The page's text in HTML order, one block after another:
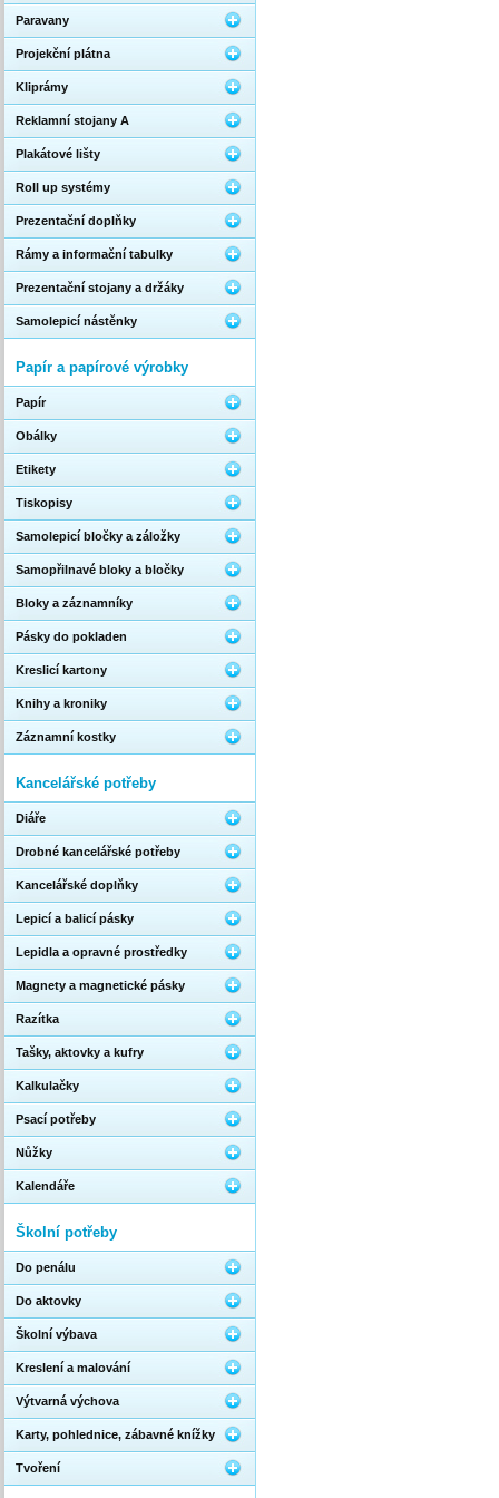
Paravany
Projekční plátna
Kliprámy
Reklamní stojany A
Plakátové lišty
Roll up systémy
Prezentační doplňky
Rámy a informační tabulky
Prezentační stojany a držáky
Samolepicí nástěnky
Papír a papírové výrobky
Papír
Obálky
Etikety
Tiskopisy
Samolepicí bločky a záložky
Samopřilnavé bloky a bločky
Bloky a záznamníky
Pásky do pokladen
Kreslicí kartony
Knihy a kroniky
Záznamní kostky
Kancelářské potřeby
Diáře
Drobné kancelářské potřeby
Kancelářské doplňky
Lepicí a balicí pásky
Lepidla a opravné prostředky
Magnety a magnetické pásky
Razítka
Tašky, aktovky a kufry
Kalkulačky
Psací potřeby
Nůžky
Kalendáře
Školní potřeby
Do penálu
Do aktovky
Školní výbava
Kreslení a malování
Výtvarná výchova
Karty, pohlednice, zábavné knížky
Tvoření